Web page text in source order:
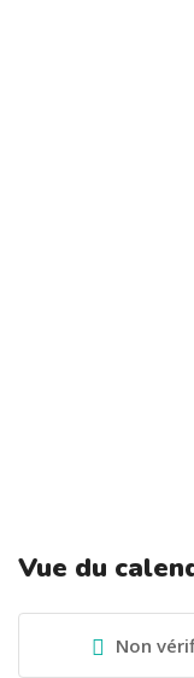
Vue du
Non